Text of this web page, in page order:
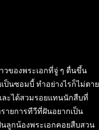
วของพระเอกที่จู่ ๆ ตื่นขึ้น
ป็นซอมบี้ ทำอย่างไรก็ไม่ตาย
ะได้สวมรอยแทนนักสืบที่
ายการทีวีที่ฝันอยากเป็น
ลูกน้องพระเอกคอยสืบสวน